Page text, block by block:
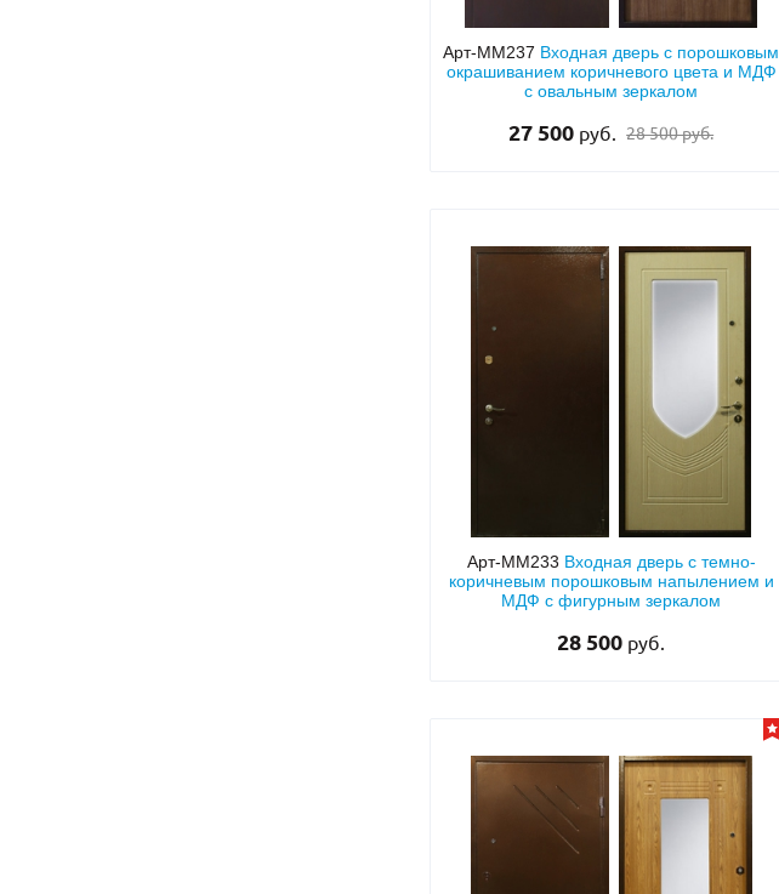
Арт-ММ237 Входная дверь с порошковым
окрашиванием коричневого цвета и МДФ
с овальным зеркалом
27 500 руб. 28 500 руб.
Арт-ММ233 Входная дверь с темно-
коричневым порошковым напылением и
МДФ с фигурным зеркалом
28 500 руб.